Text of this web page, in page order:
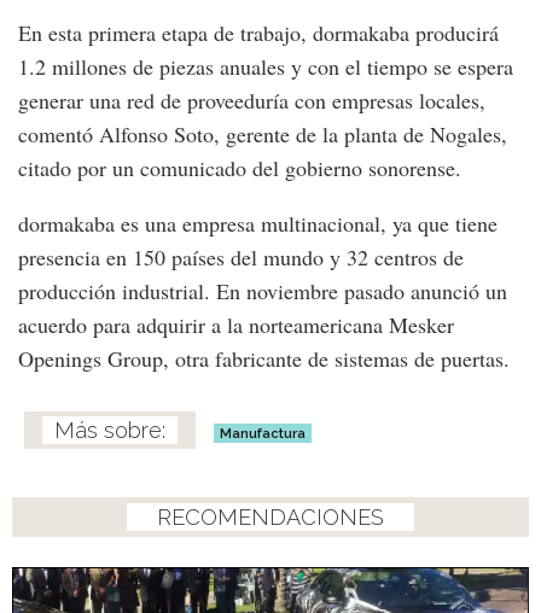
En esta primera etapa de trabajo, dormakaba producirá
1.2 millones de piezas anuales y con el tiempo se espera
generar una red de proveeduría con empresas locales,
comentó Alfonso Soto, gerente de la planta de Nogales,
citado por un comunicado del gobierno sonorense.
dormakaba es una empresa multinacional, ya que tiene
presencia en 150 países del mundo y 32 centros de
producción industrial. En noviembre pasado anunció un
acuerdo para adquirir a la norteamericana Mesker
Openings Group, otra fabricante de sistemas de puertas.
Manufactura
RECOMENDACIONES